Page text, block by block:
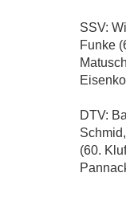
SSV:
Funke
DTV:
(60.